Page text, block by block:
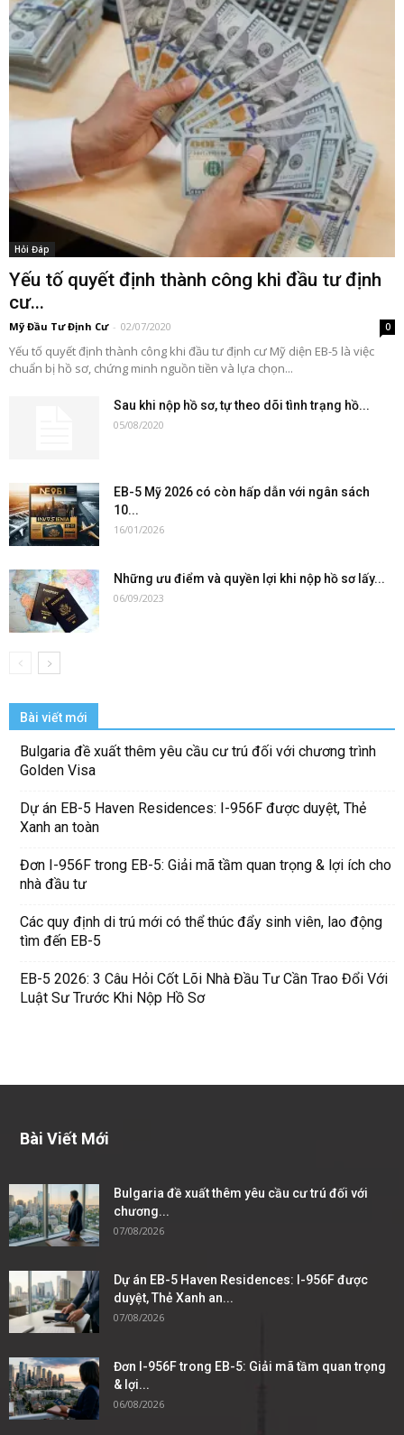
Hỏi Đáp
Yếu tố quyết định thành công khi đầu tư định
cư...
Mỹ Đầu Tư Định Cư - 02/07/2020 0
Yếu tố quyết định thành công khi đầu tư định cư Mỹ diện EB-5 là việc
chuẩn bị hồ sơ, chứng minh nguồn tiền và lựa chọn...
Sau khi nộp hồ sơ, tự theo dõi tình trạng hồ...
05/08/2020
EB-5 Mỹ 2026 có còn hấp dẫn với ngân sách
10...
16/01/2026
Những ưu điểm và quyền lợi khi nộp hồ sơ lấy...
06/09/2023
Bài viết mới
Bulgaria đề xuất thêm yêu cầu cư trú đối với chương trình
Golden Visa
Dự án EB-5 Haven Residences: I-956F được duyệt, Thẻ
Xanh an toàn
Đơn I-956F trong EB-5: Giải mã tầm quan trọng & lợi ích cho
nhà đầu tư
Các quy định di trú mới có thể thúc đẩy sinh viên, lao động
tìm đến EB-5
EB-5 2026: 3 Câu Hỏi Cốt Lõi Nhà Đầu Tư Cần Trao Đổi Với
Luật Sư Trước Khi Nộp Hồ Sơ
Bài Viết Mới
Bulgaria đề xuất thêm yêu cầu cư trú đối với
chương...
07/08/2026
Dự án EB-5 Haven Residences: I-956F được
duyệt, Thẻ Xanh an...
07/08/2026
Đơn I-956F trong EB-5: Giải mã tầm quan trọng
& lợi...
06/08/2026